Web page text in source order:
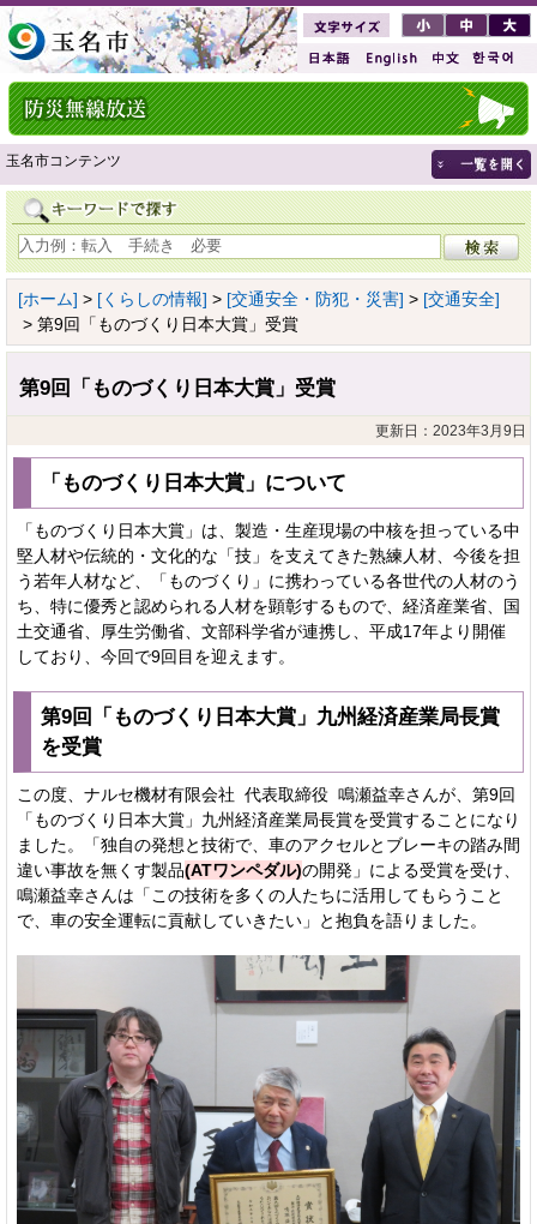
玉名市コンテンツ
[ホーム] > [くらしの情報] > [交通安全・防犯・災害] > [交通安全]
> 第9回「ものづくり日本大賞」受賞
第9回「ものづくり日本大賞」受賞
更新日：2023年3月9日
「ものづくり日本大賞」について
「ものづくり日本大賞」は、製造・生産現場の中核を担っている中
堅人材や伝統的・文化的な「技」を支えてきた熟練人材、今後を担
う若年人材など、「ものづくり」に携わっている各世代の人材のう
ち、特に優秀と認められる人材を顕彰するもので、経済産業省、国
土交通省、厚生労働省、文部科学省が連携し、平成17年より開催
しており、今回で9回目を迎えます。
第9回「ものづくり日本大賞」九州経済産業局長賞
を受賞
この度、ナルセ機材有限会社 代表取締役 鳴瀬益幸さんが、第9回
「ものづくり日本大賞」九州経済産業局長賞を受賞することになり
ました。「独自の発想と技術で、車のアクセルとブレーキの踏み間
違い事故を無くす製品(ATワンペダル)の開発」による受賞を受け、
鳴瀬益幸さんは「この技術を多くの人たちに活用してもらうこと
で、車の安全運転に貢献していきたい」と抱負を語りました。